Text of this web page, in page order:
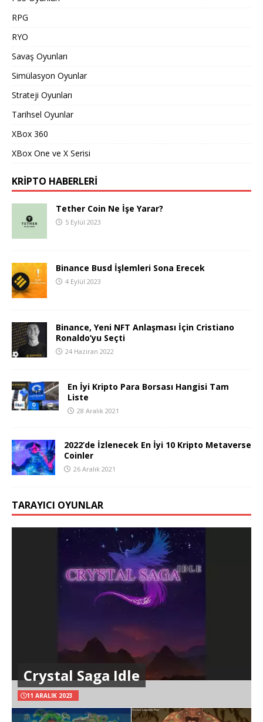
RPG
RYO
Savaş Oyunları
Simülasyon Oyunlar
Strateji Oyunları
Tarihsel Oyunlar
XBox 360
XBox One ve X Serisi
KRIPTO HABERLERI
Tether Coin Ne İşe Yarar?
5 Eylül 2023
Binance Busd İşlemleri Sona Erecek
4 Eylül 2023
Binance, Yeni NFT Anlaşması İçin Cristiano
Ronaldo’yu Seçti
24 Haziran 2022
En İyi Kripto Para Borsası Hangisi Tam
Liste
28 Aralık 2021
2022’de İzlenecek En İyi 10 Kripto Metaverse
Coinler
26 Aralık 2021
TARAYICI OYUNLAR
Crystal Saga Idle
11 ARALIK 2023